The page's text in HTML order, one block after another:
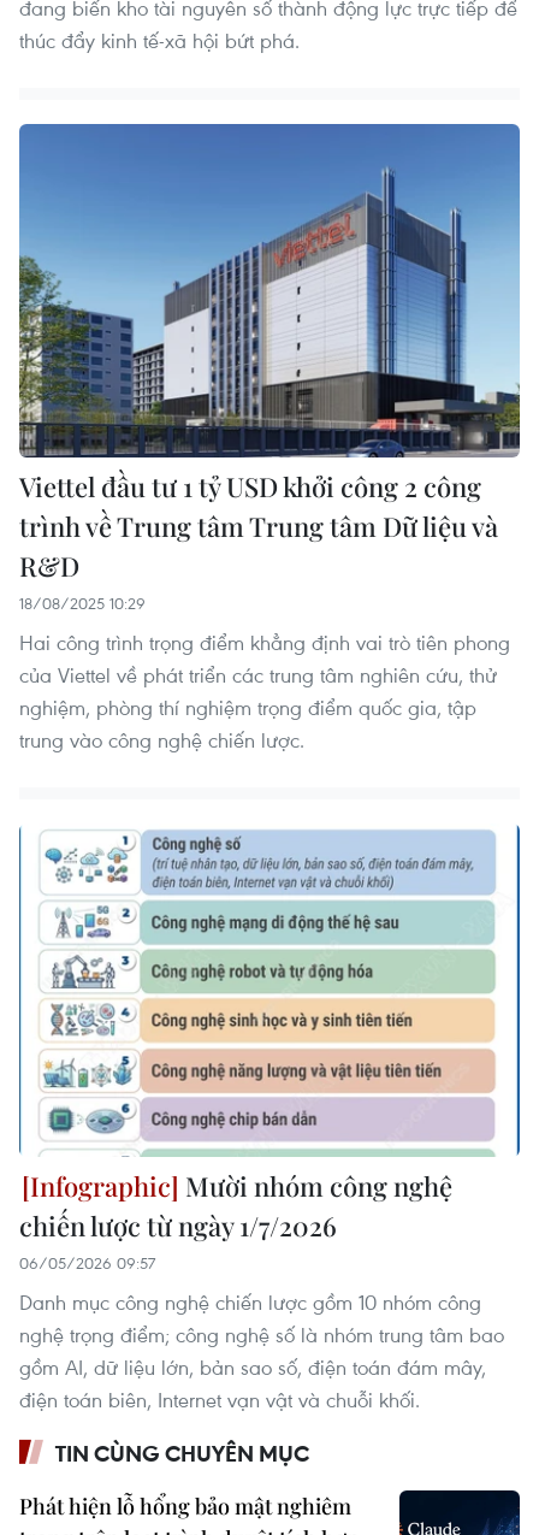
đang biến kho tài nguyên số thành động lực trực tiếp để
thúc đẩy kinh tế-xã hội bứt phá.
Viettel đầu tư 1 tỷ USD khởi công 2 công
trình về Trung tâm Trung tâm Dữ liệu và
R&D
18/08/2025 10:29
Hai công trình trọng điểm khẳng định vai trò tiên phong
của Viettel về phát triển các trung tâm nghiên cứu, thử
nghiệm, phòng thí nghiệm trọng điểm quốc gia, tập
trung vào công nghệ chiến lược.
Mười nhóm công nghệ
chiến lược từ ngày 1/7/2026
06/05/2026 09:57
Danh mục công nghệ chiến lược gồm 10 nhóm công
nghệ trọng điểm; công nghệ số là nhóm trung tâm bao
gồm AI, dữ liệu lớn, bản sao số, điện toán đám mây,
điện toán biên, Internet vạn vật và chuỗi khối.
TIN CÙNG CHUYÊN MỤC
Phát hiện lỗ hổng bảo mật nghiêm